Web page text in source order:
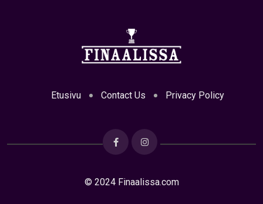
Etusivu Contact Us Privacy Policy
© 2024 Finaalissa.com